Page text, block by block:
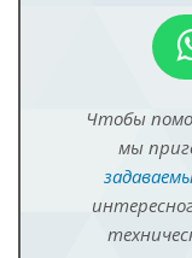
Чтобы
мы